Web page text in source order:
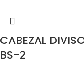
CABEZAL
BS-2